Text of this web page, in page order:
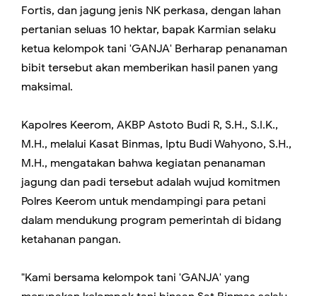
Fortis, dan jagung jenis NK perkasa, dengan lahan
pertanian seluas 10 hektar, bapak Karmian selaku
ketua kelompok tani 'GANJA' Berharap penanaman
bibit tersebut akan memberikan hasil panen yang
maksimal.
Kapolres Keerom, AKBP Astoto Budi R, S.H., S.I.K.,
M.H., melalui Kasat Binmas, Iptu Budi Wahyono, S.H.,
M.H., mengatakan bahwa kegiatan penanaman
jagung dan padi tersebut adalah wujud komitmen
Polres Keerom untuk mendampingi para petani
dalam mendukung program pemerintah di bidang
ketahanan pangan.
"Kami bersama kelompok tani 'GANJA' yang